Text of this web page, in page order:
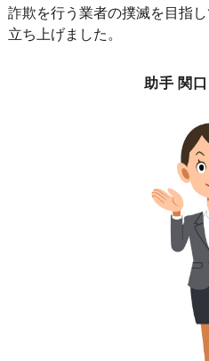
詐欺を行う業者の撲滅を目指
立ち上げました。
助手 関